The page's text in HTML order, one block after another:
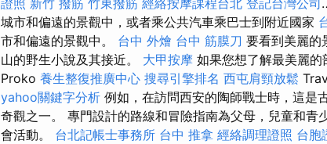
城市和偏遠的景觀中，或者乘公共汽車乘巴士到附近國家
市和偏遠的景觀中。 台中 外燴 台中 筋膜刀 要看到美麗的
山的野生小說及其接近。 大甲按摩 如果您想了解最美麗
Proko 養生整復推廣中心 搜尋引擎排名 西屯肩頸放鬆
yahoo關鍵字分析 例如，在訪問西安的陶師戰士時，這是
奇觀之一。 專門設計的路線和冒險指南為父母，兒童和青
會活動。 台北記帳士事務所 台中 推拿 經絡調理證照 台胞